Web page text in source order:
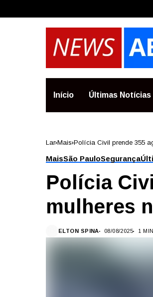
Início Últimas Notícias
Lar Mais Polícia Civil prende 355
MaisSão PauloSegurança
Polícia
mulheres
ELTON SPINA 08/08/2025 1